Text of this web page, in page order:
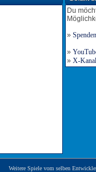
Du
» Spenden
»
» X-
Weitere Spiele vom selben